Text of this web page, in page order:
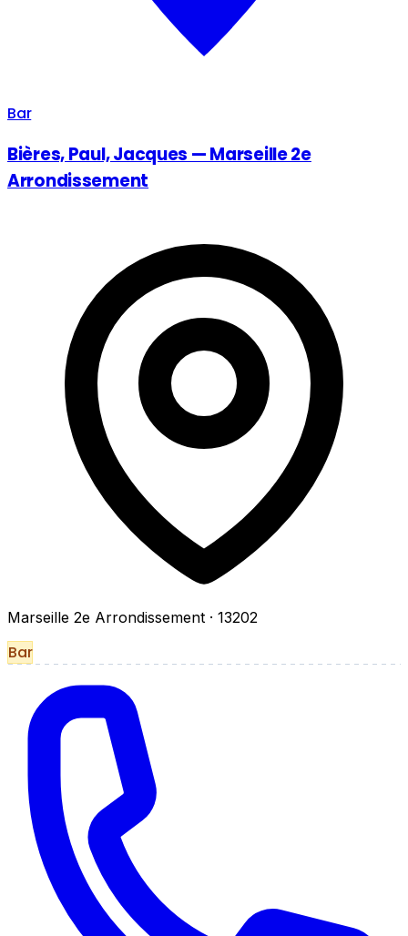
Bar
Bières, Paul, Jacques — Marseille 2e
Arrondissement
Marseille 2e Arrondissement · 13202
Bar